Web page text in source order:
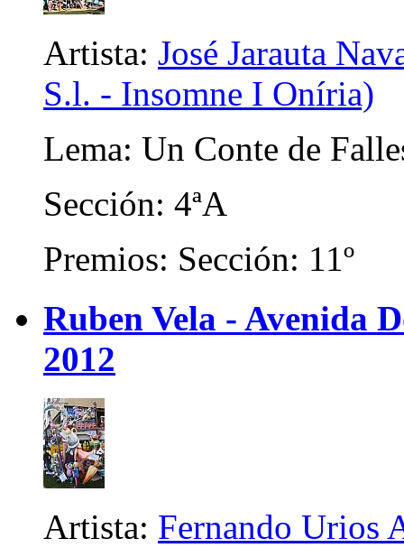
Artista: José Jarauta
S.l. - Insomne I Oníria)
Lema: Un Conte de
Sección: 4ªA
Premios: Sección: 11º
Ruben Vela - Avenida
2012
Artista: Fernando Urios